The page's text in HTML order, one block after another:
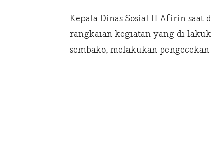
Kepala Dinas Sosial H Afirin saat
rangkaian kegiatan yang di
sembako, melakukan